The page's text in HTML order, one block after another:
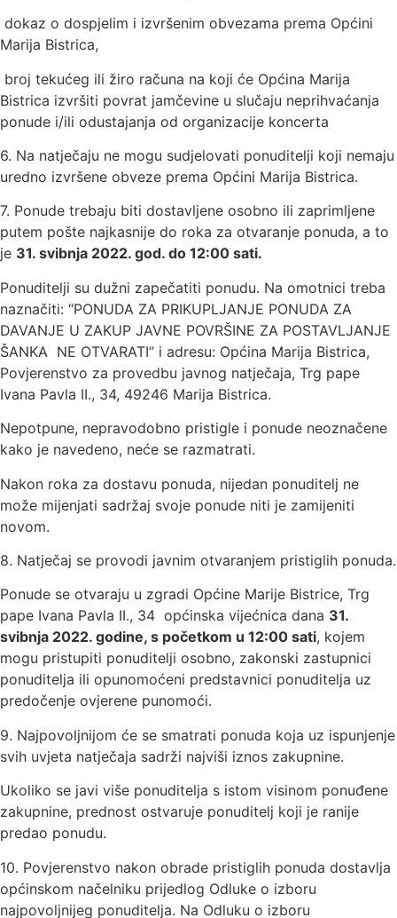
­ dokaz o dospjelim i izvršenim obvezama prema Općini
Marija Bistrica,
­ broj tekućeg ili žiro računa na koji će Općina Marija
Bistrica izvršiti povrat jamčevine u slučaju neprihvaćanja
ponude i/ili odustajanja od organizacije koncerta
6. Na natječaju ne mogu sudjelovati ponuditelji koji nemaju
uredno izvršene obveze prema Općini Marija Bistrica.
7. Ponude trebaju biti dostavljene osobno ili zaprimljene
putem pošte najkasnije do roka za otvaranje ponuda, a to
je 31. svibnja 2022. god. do 12:00 sati.
Ponuditelji su dužni zapečatiti ponudu. Na omotnici treba
naznačiti: “PONUDA ZA PRIKUPLJANJE PONUDA ZA
DAVANJE U ZAKUP JAVNE POVRŠINE ZA POSTAVLJANJE
ŠANKA ­ NE OTVARATI” i adresu: Općina Marija Bistrica,
Povjerenstvo za provedbu javnog natječaja, Trg pape
Ivana Pavla II., 34, 49246 Marija Bistrica.
Nepotpune, nepravodobno pristigle i ponude neoznačene
kako je navedeno, neće se razmatrati.
Nakon roka za dostavu ponuda, nijedan ponuditelj ne
može mijenjati sadržaj svoje ponude niti je zamijeniti
novom.
8. Natječaj se provodi javnim otvaranjem pristiglih ponuda.
Ponude se otvaraju u zgradi Općine Marije Bistrice, Trg
pape Ivana Pavla II., 34 ­ općinska vijećnica dana 31.
svibnja 2022. godine, s početkom u 12:00 sati, kojem
mogu pristupiti ponuditelji osobno, zakonski zastupnici
ponuditelja ili opunomoćeni predstavnici ponuditelja uz
predočenje ovjerene punomoći.
9. Najpovoljnijom će se smatrati ponuda koja uz ispunjenje
svih uvjeta natječaja sadrži najviši iznos zakupnine.
Ukoliko se javi više ponuditelja s istom visinom ponuđene
zakupnine, prednost ostvaruje ponuditelj koji je ranije
predao ponudu.
10. Povjerenstvo nakon obrade pristiglih ponuda dostavlja
općinskom načelniku prijedlog Odluke o izboru
najpovoljnijeg ponuditelja. Na Odluku o izboru